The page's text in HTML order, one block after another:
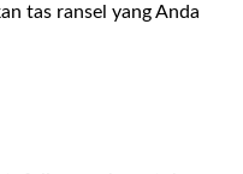
tas ransel yang Anda